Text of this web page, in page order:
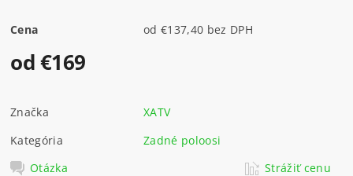
Cena od €137,40 bez DPH
od €169
Značka
XATV
Kategória
Zadné poloosi
Otázka
Strážiť cenu